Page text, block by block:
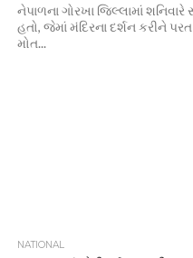
નેપાળના ગોરખા જિલ્લામાં
હતો, જેમાં મંદિરના દર્શન કરીને
મોત...
NATIONAL